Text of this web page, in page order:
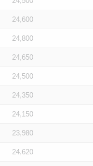
24,600
24,800
24,650
24,500
24,350
24,150
23,980
24,620